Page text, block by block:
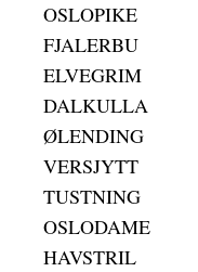
OSLOPIKE
FJALERBU
ELVEGRIM
DALKULLA
ØLENDING
VERSJYTT
TUSTNING
OSLODAME
HAVSTRIL